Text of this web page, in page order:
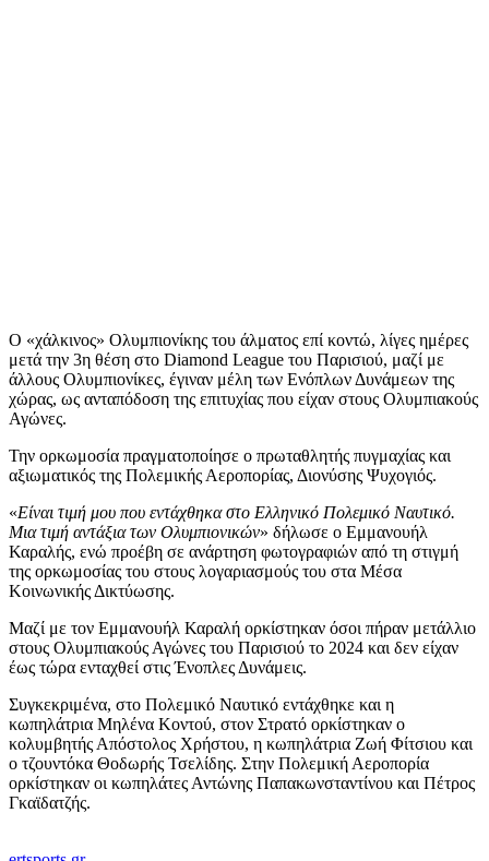
Ο «χάλκινος» Ολυμπιονίκης του άλματος επί κοντώ, λίγες ημέρες
μετά την 3η θέση στο Diamond League του Παρισιού, μαζί με
άλλους Ολυμπιονίκες, έγιναν μέλη των Ενόπλων Δυνάμεων της
χώρας, ως ανταπόδοση της επιτυχίας που είχαν στους Ολυμπιακούς
Αγώνες.
Την ορκωμοσία πραγματοποίησε ο πρωταθλητής πυγμαχίας και
αξιωματικός της Πολεμικής Αεροπορίας, Διονύσης Ψυχογιός.
«Είναι τιμή μου που εντάχθηκα στο Ελληνικό Πολεμικό Ναυτικό.
Μια τιμή αντάξια των Ολυμπιονικών» δήλωσε ο Εμμανουήλ
Καραλής, ενώ προέβη σε ανάρτηση φωτογραφιών από τη στιγμή
της ορκωμοσίας του στους λογαριασμούς του στα Μέσα
Κοινωνικής Δικτύωσης.
Μαζί με τον Εμμανουήλ Καραλή ορκίστηκαν όσοι πήραν μετάλλιο
στους Ολυμπιακούς Αγώνες του Παρισιού το 2024 και δεν είχαν
έως τώρα ενταχθεί στις Ένοπλες Δυνάμεις.
Συγκεκριμένα, στο Πολεμικό Ναυτικό εντάχθηκε και η
κωπηλάτρια Μηλένα Κοντού, στον Στρατό ορκίστηκαν ο
κολυμβητής Απόστολος Χρήστου, η κωπηλάτρια Ζωή Φίτσιου και
ο τζουντόκα Θοδωρής Τσελίδης. Στην Πολεμική Αεροπορία
ορκίστηκαν οι κωπηλάτες Αντώνης Παπακωνσταντίνου και Πέτρος
Γκαϊδατζής.